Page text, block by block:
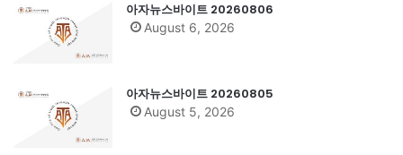
아자뉴스바이트 20260806
August 6, 2026
아자뉴스바이트 20260805
August 5, 2026